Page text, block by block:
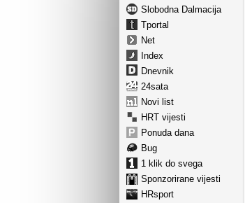
Slobodna Dalmacija
Tportal
Net
Index
Dnevnik
24sata
Novi list
HRT vijesti
Ponuda dana
Bug
1 klik do svega
Sponzorirane vijesti
HRsport